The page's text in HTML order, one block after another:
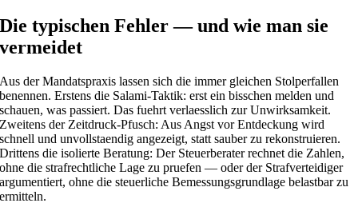
Die typischen Fehler — und wie man sie
vermeidet
Aus der Mandatspraxis lassen sich die immer gleichen Stolperfallen
benennen. Erstens die Salami-Taktik: erst ein bisschen melden und
schauen, was passiert. Das fuehrt verlaesslich zur Unwirksamkeit.
Zweitens der Zeitdruck-Pfusch: Aus Angst vor Entdeckung wird
schnell und unvollstaendig angezeigt, statt sauber zu rekonstruieren.
Drittens die isolierte Beratung: Der Steuerberater rechnet die Zahlen,
ohne die strafrechtliche Lage zu pruefen — oder der Strafverteidiger
argumentiert, ohne die steuerliche Bemessungsgrundlage belastbar zu
ermitteln.